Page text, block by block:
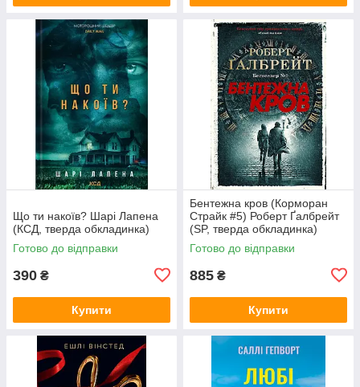
Що ти накоїв? Шарі Лапена
(КСД, тверда обкладинка)
Готово до відправки
390 ₴
Купити
Бентежна кров (Корморан
Страйк #5) Роберт Ґалбрейт
(SP, тверда обкладинка)
Готово до відправки
885 ₴
Купити